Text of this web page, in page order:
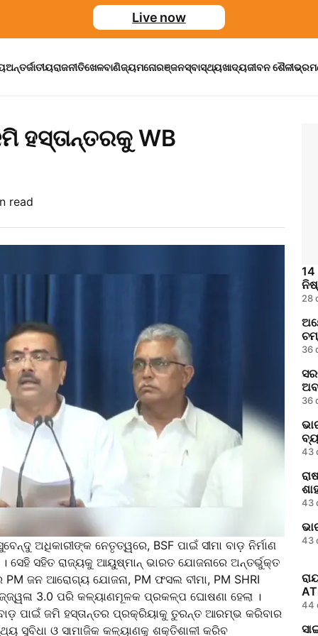
Live now
ଅନ୍ତର୍ଜାତୀୟରାଜନୀତିଖେଳବାଣିଜ୍ୟମନୋରଞ୍ଜନସ୍ବାସ୍ଥ୍ୟଖାଦ୍ୟଜୀବନ ଶୈଳୀ
ହସ୍ତାନ୍ତରକୁ WB
read
ଅଧିକାରୀଙ୍କ ନେତୃତ୍ୱରେ, BSF ପାଇଁ ସୀମା ବାଡ଼ ନିର୍ମାଣ
ସହିତ ରାଜ୍ୟକୁ ଆୟୁଷ୍ମାନ୍‌ ଭାରତ ଯୋଜନାରେ ଅନ୍ତର୍ଭୁକ୍ତ
ଜନ ଆରୋଗ୍ୟ ଯୋଜନା, PM ଫସଲ ବୀମା, PM SHRI
3.0 ପରି କଳ୍ୟାଣମୂଳକ ପ୍ରକଳ୍ପ ଘୋଷଣା ହେଲା ।
ପାଇଁ ଜମି ହସ୍ତାନ୍ତର ପ୍ରକ୍ରିୟାକୁ ତୁରନ୍ତ ଆରମ୍ଭ କରିବାର
ସୁବିଧା ଓ ସାମାଜିକ କଳ୍ୟାଣକୁ ଶକ୍ତିଶାଳୀ କରିବ
14
28
36
36
43
43
43
44